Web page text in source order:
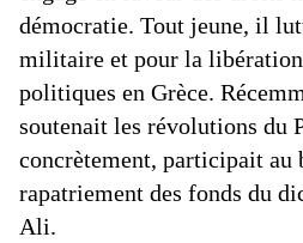
démocratie. Tout jeune, il
militaire et pour la
politiques en Grèce.
soutenait les révolutions du
concrètement, participait au
rapatriement des fonds du
Ali.